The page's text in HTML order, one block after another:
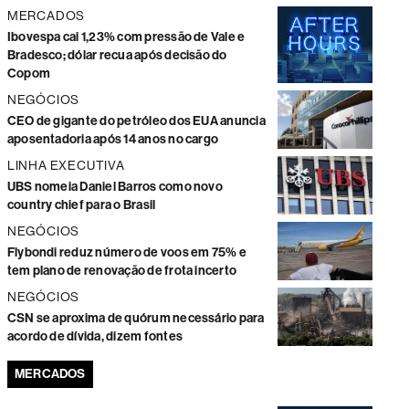
MERCADOS
Ibovespa cai 1,23% com pressão de Vale e
Bradesco; dólar recua após decisão do
Copom
NEGÓCIOS
CEO de gigante do petróleo dos EUA anuncia
aposentadoria após 14 anos no cargo
LINHA EXECUTIVA
UBS nomeia Daniel Barros como novo
country chief para o Brasil
NEGÓCIOS
Flybondi reduz número de voos em 75% e
tem plano de renovação de frota incerto
NEGÓCIOS
CSN se aproxima de quórum necessário para
acordo de dívida, dizem fontes
MERCADOS